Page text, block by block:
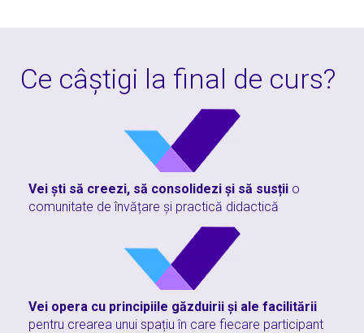
Ce câștigi la final de curs?
Vei ști să creezi, să consolidezi și să susții o
comunitate de învățare și practică didactică
Vei opera cu principiile găzduirii și ale facilitării
pentru crearea unui spațiu în care fiecare participant